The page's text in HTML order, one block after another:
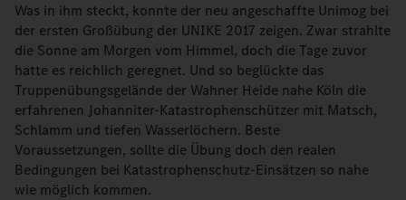
Was in ihm steckt, konnte der neu angeschaffte Unimog bei
der ersten Großübung der UNIKE 2017 zeigen. Zwar strahlte
die Sonne am Morgen vom Himmel, doch die Tage zuvor
hatte es reichlich geregnet. Und so beglückte das
Truppenübungsgelände der Wahner Heide nahe Köln die
erfahrenen Johanniter-Katastrophenschützer mit Matsch,
Schlamm und tiefen Wasserlöchern. Beste
Voraussetzungen, sollte die Übung doch den realen
Bedingungen bei Katastrophenschutz-Einsätzen so nahe
wie möglich kommen.